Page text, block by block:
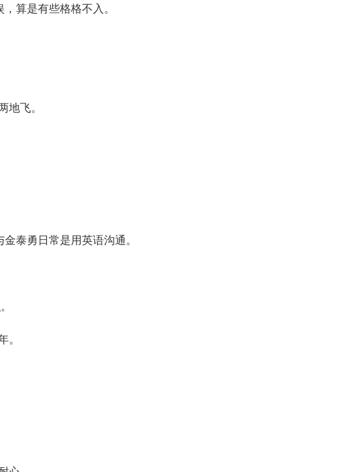
算是有些格格不入。
地飞。
泰勇日常是用英语沟通。
。